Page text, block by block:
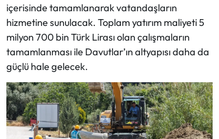
içerisinde tamamlanarak vatandaşların
hizmetine sunulacak. Toplam yatırım maliyeti 5
milyon 700 bin Türk Lirası olan çalışmaların
tamamlanması ile Davutlar’ın altyapısı daha da
güçlü hale gelecek.